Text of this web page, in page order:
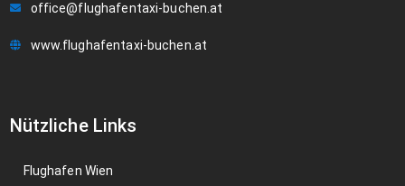
office@flughafentaxi-buchen.at
www.flughafentaxi-buchen.at
Nützliche Links
Flughafen Wien